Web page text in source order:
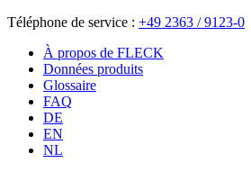
Téléphone de service : +49 2363 / 9123-0
À propos de FLECK
Données produits
Glossaire
FAQ
DE
EN
NL